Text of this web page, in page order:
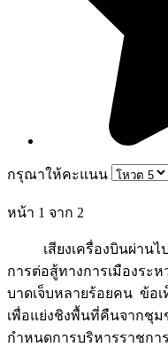
กรุณาให้คะแนน
หน้า 1 จาก 2
เสียงเครื่องบินผ่านไป
การต่อสู้ทางการเมืองร
บาดเจ็บหลายร้อยคน ข้อ
เพื่อแย่งชิงพื้นที่คืนจาก
กำหนดการบริหารราชกา